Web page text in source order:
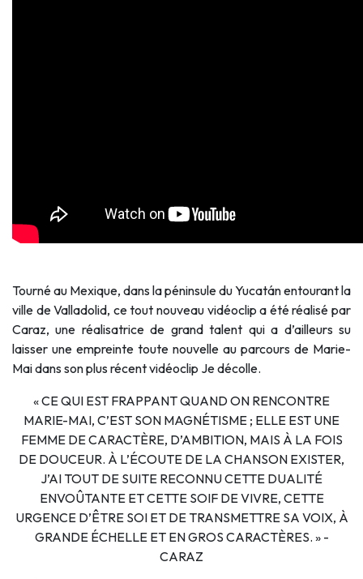
Tourné au Mexique, dans la péninsule du Yucatán entourant la
ville de Valladolid, ce tout nouveau vidéoclip a été réalisé par
Caraz, une réalisatrice de grand talent qui a d’ailleurs su
laisser une empreinte toute nouvelle au parcours de Marie-
Mai dans son plus récent vidéoclip Je décolle.
« CE QUI EST FRAPPANT QUAND ON RENCONTRE
MARIE-MAI, C’EST SON MAGNÉTISME ; ELLE EST UNE
FEMME DE CARACTÈRE, D’AMBITION, MAIS À LA FOIS
DE DOUCEUR. À L’ÉCOUTE DE LA CHANSON EXISTER,
J’AI TOUT DE SUITE RECONNU CETTE DUALITÉ
ENVOÛTANTE ET CETTE SOIF DE VIVRE, CETTE
URGENCE D’ÊTRE SOI ET DE TRANSMETTRE SA VOIX, À
GRANDE ÉCHELLE ET EN GROS CARACTÈRES. » -
CARAZ